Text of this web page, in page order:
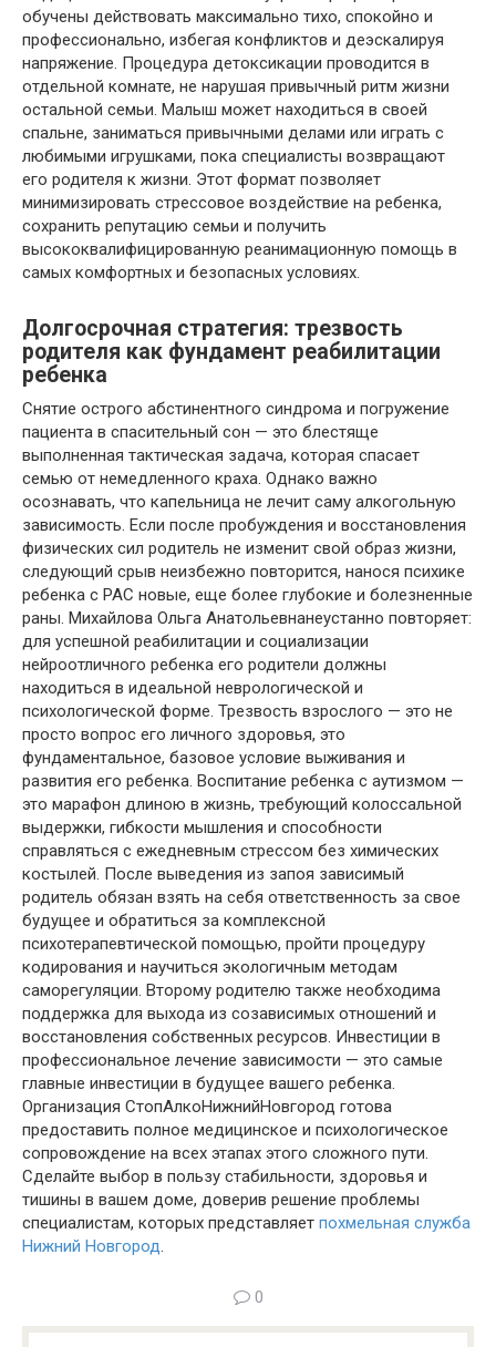
обучены действовать максимально тихо, спокойно и
профессионально, избегая конфликтов и деэскалируя
напряжение. Процедура детоксикации проводится в
отдельной комнате, не нарушая привычный ритм жизни
остальной семьи. Малыш может находиться в своей
спальне, заниматься привычными делами или играть с
любимыми игрушками, пока специалисты возвращают
его родителя к жизни. Этот формат позволяет
минимизировать стрессовое воздействие на ребенка,
сохранить репутацию семьи и получить
высококвалифицированную реанимационную помощь в
самых комфортных и безопасных условиях.
Долгосрочная стратегия: трезвость
родителя как фундамент реабилитации
ребенка
Снятие острого абстинентного синдрома и погружение
пациента в спасительный сон — это блестяще
выполненная тактическая задача, которая спасает
семью от немедленного краха. Однако важно
осознавать, что капельница не лечит саму алкогольную
зависимость. Если после пробуждения и восстановления
физических сил родитель не изменит свой образ жизни,
следующий срыв неизбежно повторится, нанося психике
ребенка с РАС новые, еще более глубокие и болезненные
раны. Михайлова Ольга Анатольевнанеустанно повторяет:
для успешной реабилитации и социализации
нейроотличного ребенка его родители должны
находиться в идеальной неврологической и
психологической форме. Трезвость взрослого — это не
просто вопрос его личного здоровья, это
фундаментальное, базовое условие выживания и
развития его ребенка. Воспитание ребенка с аутизмом —
это марафон длиною в жизнь, требующий колоссальной
выдержки, гибкости мышления и способности
справляться с ежедневным стрессом без химических
костылей. После выведения из запоя зависимый
родитель обязан взять на себя ответственность за свое
будущее и обратиться за комплексной
психотерапевтической помощью, пройти процедуру
кодирования и научиться экологичным методам
саморегуляции. Второму родителю также необходима
поддержка для выхода из созависимых отношений и
восстановления собственных ресурсов. Инвестиции в
профессиональное лечение зависимости — это самые
главные инвестиции в будущее вашего ребенка.
Организация СтопАлкоНижнийНовгород готова
предоставить полное медицинское и психологическое
сопровождение на всех этапах этого сложного пути.
Сделайте выбор в пользу стабильности, здоровья и
тишины в вашем доме, доверив решение проблемы
специалистам, которых представляет похмельная служба
Нижний Новгород.
0